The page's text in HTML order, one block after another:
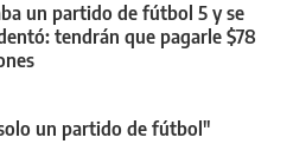
un partido de fútbol 5 y se
tendrán que pagarle $78
un partido de fútbol"